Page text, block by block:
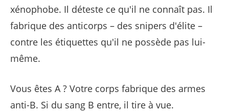
xénophobe. Il déteste ce qu'il ne connaît pas. Il
fabrique des anticorps – des snipers d'élite –
contre les étiquettes qu'il ne possède pas lui-
même.
Vous êtes A ? Votre corps fabrique des armes
anti-B. Si du sang B entre, il tire à vue.